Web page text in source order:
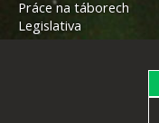
Práce na táborech
Legislativa